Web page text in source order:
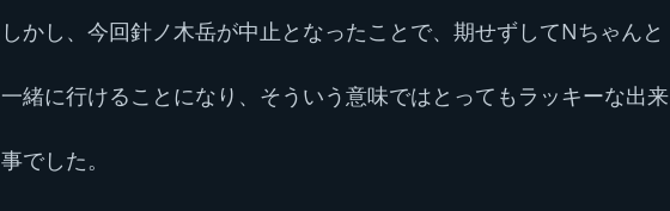
しかし、今回針ノ木岳が中止となったことで、期せずしてNちゃんと
一緒に行けることになり、そういう意味ではとってもラッキーな出来
事でした。